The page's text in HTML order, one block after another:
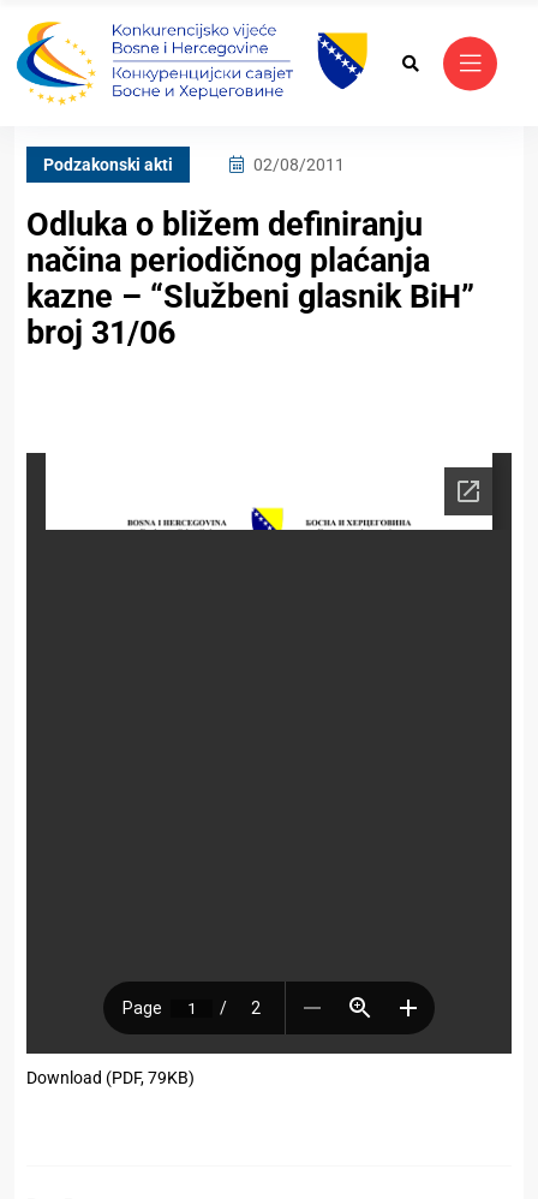
Podzakonski akti 02/08/2011
Odluka o bližem definiranju
načina periodičnog plaćanja
kazne – “Službeni glasnik BiH”
broj 31/06
Download (PDF, 79KB)